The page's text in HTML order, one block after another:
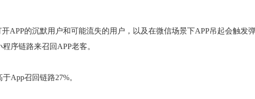
APP的沉默用户和可能流失的用户，以及在微信场景下APP吊起会触发
序链路来召回APP老客。
App召回链路27%。